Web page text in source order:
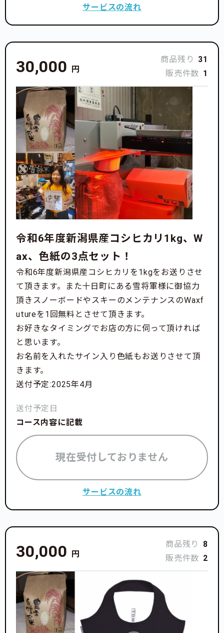
サービスの流れ
30,000 円
商品残り
31
販売件数 1
令和6年度新潟県産コシヒカリ1kg、W
ax、色紙の3点セット！
令和6年度新潟県産コシヒカリを1kgをお送りさせ
て頂きます。また十日町にある雪将軍様に御協力
頂きスノーボードやスキーのメンテナンスのWaxf
utureを1回無料とさせて頂きます。
お好きなタイミングでお店の方に伺って頂ければ
と思います。
お名前を入れたサイン入り色紙もお送りさせて頂
きます。
送付予定:2025年4月
送付予定日
コース内容に記載
現在受付しておりません
サービスの流れ
30,000 円
商品残り
8
販売件数 2